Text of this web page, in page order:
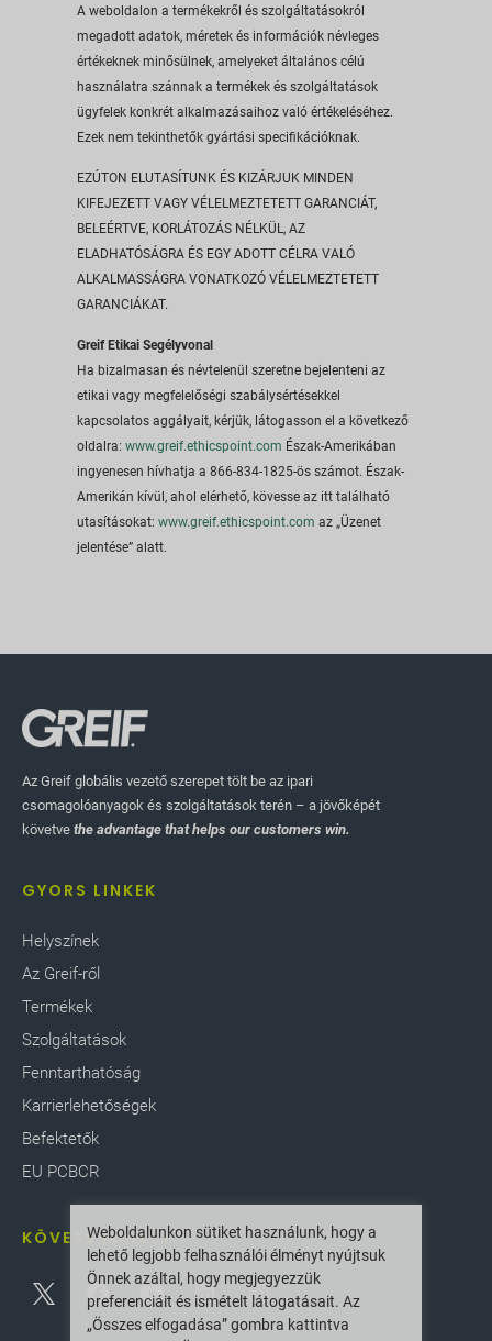
A weboldalon a termékekről és szolgáltatásokról
megadott adatok, méretek és információk névleges
értékeknek minősülnek, amelyeket általános célú
használatra szánnak a termékek és szolgáltatások
ügyfelek konkrét alkalmazásaihoz való értékeléséhez.
Ezek nem tekinthetők gyártási specifikációknak.
EZÚTON ELUTASÍTUNK ÉS KIZÁRJUK MINDEN
KIFEJEZETT VAGY VÉLELMEZTETETT GARANCIÁT,
BELEÉRTVE, KORLÁTOZÁS NÉLKÜL, AZ
ELADHATÓSÁGRA ÉS EGY ADOTT CÉLRA VALÓ
ALKALMASSÁGRA VONATKOZÓ VÉLELMEZTETETT
GARANCIÁKAT.
Greif Etikai Segélyvonal
Ha bizalmasan és névtelenül szeretne bejelenteni az
etikai vagy megfelelőségi szabálysértésekkel
kapcsolatos aggályait, kérjük, látogasson el a következő
oldalra: www.greif.ethicspoint.com Észak-Amerikában
ingyenesen hívhatja a 866-834-1825-ös számot. Észak-
Amerikán kívül, ahol elérhető, kövesse az itt található
utasításokat: www.greif.ethicspoint.com az „Üzenet
jelentése” alatt.
Az Greif globális vezető szerepet tölt be az ipari
csomagolóanyagok és szolgáltatások terén – a jövőképét
követve the advantage that helps our customers win.
GYORS LINKEK
Helyszínek
Az Greif-ről
Termékek
Szolgáltatások
Fenntarthatóság
Karrierlehetőségek
Befektetők
EU PCBCR
KÖVESS MINKET
Weboldalunkon sütiket használunk, hogy a
lehető legjobb felhasználói élményt nyújtsuk
Önnek azáltal, hogy megjegyezzük
preferenciáit és ismételt látogatásait. Az
„Összes elfogadása” gombra kattintva